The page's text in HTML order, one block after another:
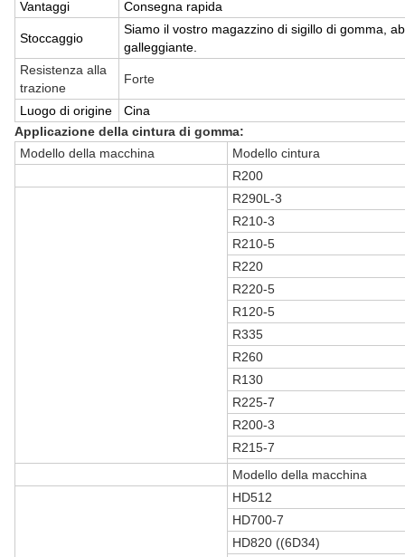
Vantaggi
Consegna rapida
Stoccaggio
Siamo il vostro magazzino di sigillo di gomma,
galleggiante.
Resistenza alla
trazione
Forte
Luogo di origine
Cina
Applicazione della cintura di gomma:
Modello della macchina
Modello cintura
R200
R290L-3
R210-3
R210-5
R220
R220-5
R120-5
R335
R260
R130
R225-7
R200-3
R215-7
Modello della macchina
HD512
HD700-7
HD820 ((6D34)